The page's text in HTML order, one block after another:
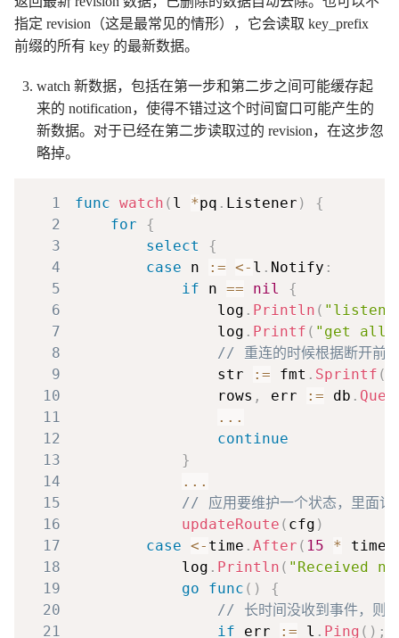
指定 revision（这是最常见的情形），它会读取 key_prefix
前缀的所有 key 的最新数据。
watch 新数据，包括在第一步和第二步之间可能缓存起
来的 notification，使得不错过这个时间窗口可能产生的
新数据。对于已经在第二步读取过的 revision，在这步忽
略掉。
1 func watch ( l *pq . Listener )
{
2
for
{
3
select
{
4
case n := <- l . Notify :
5
if n == nil
{
6
                log
. Println (
7
                log
. Printf ( "get all
8
// 重连的时候根据断开
9
                str
:= fmt . Sprintf (
10
                rows
, err := db .
11
...
12
continue
13
}
14
...
15
// 应用要维护一个状态，里面
16
updateRoute ( cfg )
17
case <- time . After ( 15 * time
18
            log
. Println ( "Received
19
go func ( )
{
20
// 长时间没收到事件，则
21
if err := l . Ping ( ) ;